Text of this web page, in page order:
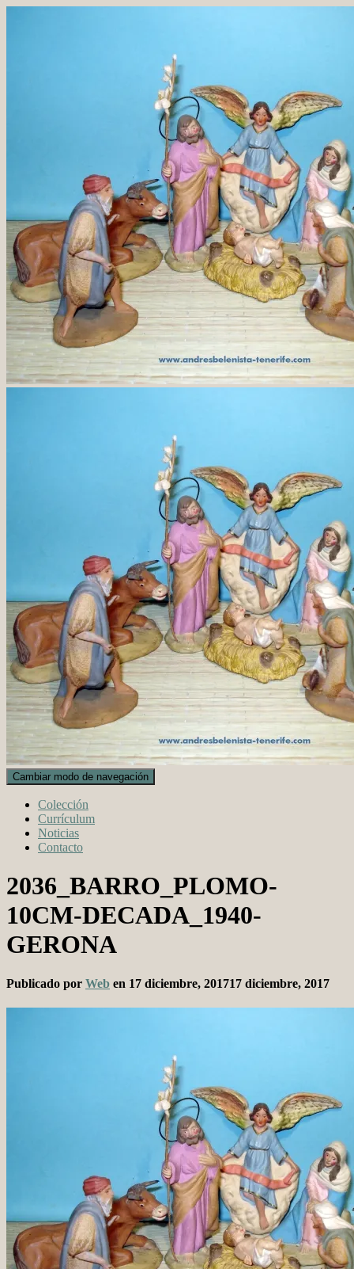
Cambiar modo de navegación
Colección
Currículum
Noticias
Contacto
2036_BARRO_PLOMO-
10CM-DECADA_1940-
GERONA
Publicado por Web en 17 diciembre, 201717 diciembre, 2017